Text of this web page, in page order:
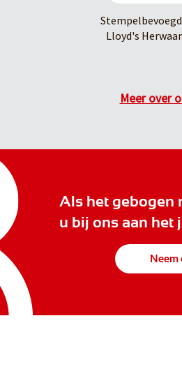
Lloyd's
Meer over
Als het gebogen
u bij ons aan het
Neem